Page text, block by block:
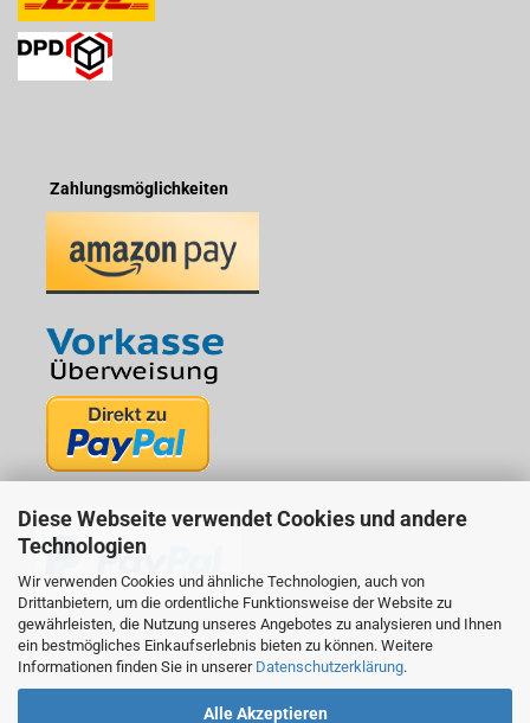
Diese Webseite verwendet Cookies und andere
Technologien
Wir verwenden Cookies und ähnliche Technologien, auch von
Drittanbietern, um die ordentliche Funktionsweise der Website zu
gewährleisten, die Nutzung unseres Angebotes zu analysieren und Ihnen
ein bestmögliches Einkaufserlebnis bieten zu können. Weitere
Informationen finden Sie in unserer Datenschutzerklärung.
Alle Akzeptieren
Zahlungsmöglichkeiten